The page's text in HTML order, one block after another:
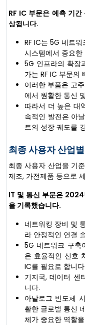
RF IC 부문은 예측 기
상됩니다.
RF IC는 5G 네트
시스템에서 중요한
5G 인프라의 확장
가는 RF IC 부문의
이러한 부품은 고
에서 원활한 통신
따라서 더 높은 대
속적인 발전은 아
트의 성장 궤도를
최종 사용자 산업
최종 사용자 산업을 기
제조, 가전제품 등으로
IT 및 통신 부문은
을 기록했습니다.
네트워킹 장비 및
라 안정적인 연결
5G 네트워크 구축
은 효율적인 신호
IC를 필요로 합니다.
기지국, 데이터 센
니다.
아날로그 반도체
활한 글로벌 통신
체가 중요한 역할